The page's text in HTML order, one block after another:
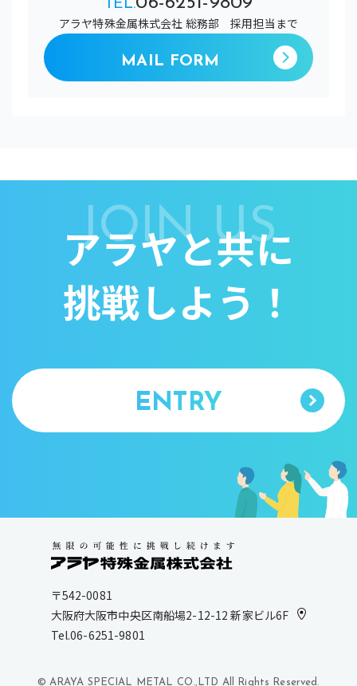
TEL.
アラヤ特殊金属株式会社 総務部 採用担当まで
MAIL FORM
アラヤと共に
挑戦しよう！
ENTRY
JOIN US
〒542-0081
大阪府大阪市中央区南船場2-12-12 新家ビル6F
Tel.06-6251-9801
© ARAYA SPECIAL METAL CO.,LTD All Rights Reserved.